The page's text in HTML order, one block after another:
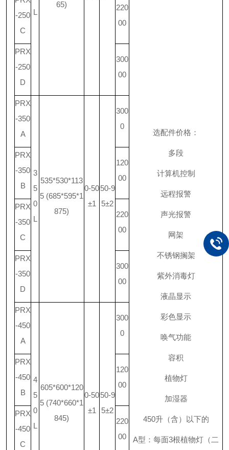
选配件价格：
多段
计算机控制
远程报警
声光报警
网架
不锈钢搁架
紫外消毒灯
液晶显示
彩色显示
唤气功能
容积
植物灯
加湿器
450升（含）以下的
A型：每面3根植物灯（二
L
65)
-250
C
220
00
PRX
-250
D
300
00
PRX
-350
A
3
5
0
L
535*530*113
5 (685*595*1
875)
0-50
±1
50-9
5±2
300
0
PRX
-350
B
120
00
PRX
-350
C
220
00
PRX
-350
D
300
00
PRX
-450
A
4
5
0
L
605*600*120
5 (740*660*1
845)
0-50
±1
50-9
5±2
300
0
PRX
-450
B
120
00
PRX
-450
C
220
00